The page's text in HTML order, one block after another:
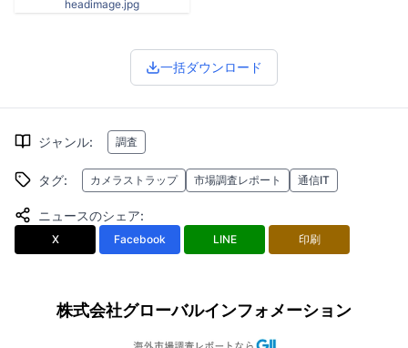
headimage.jpg
一括ダウンロード
ジャンル: 調査
タグ: カメラストラップ 市場調査レポート 通信IT
ニュースのシェア:
X Facebook LINE 印刷
株式会社グローバルインフォメーション